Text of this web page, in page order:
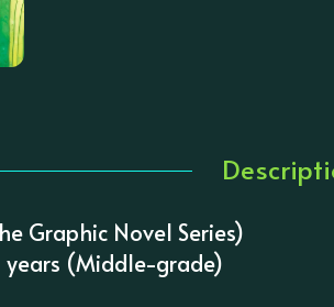
Graphic Novel Series)
years (Middle-grade)